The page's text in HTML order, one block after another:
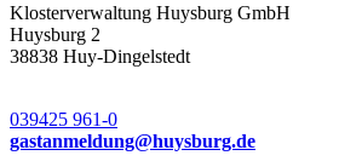
Klosterverwaltung Huysburg GmbH
Huysburg 2
38838 Huy-Dingelstedt
039425 961-0
gastanmeldung@huysburg.de